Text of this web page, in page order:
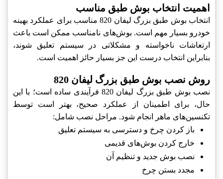
اهمیت انتخاب بوش طبق مناسب
انتخاب بوش طبق بزرگ لیفان 820 مناسب برای عملکرد بهینه
خودرو بسیار مهم است. بوش‌های نامناسب ممکن است باعث
ارتعاشات ناخواسته و مشکلاتی در سیستم تعلیق شوند،
بنابراین انتخاب درست این جز بسیار حائز اهمیت است.
روش نصب بوش طبق بزرگ لیفان 820
نصب بوش طبق بزرگ لیفان 820 فرآیندی ساده است؛ با این
حال، برای اطمینان از عملکرد صحیح، بهتر است توسط
تکنسین‌های ماهر انجام شود. مراحل نصب شامل:
باز کردن چرخ و دسترسی به سیستم تعلیق
خارج کردن بوش‌های قدیمی
نصب بوش جدید و تنظیم آن
مجدد بستن چرخ